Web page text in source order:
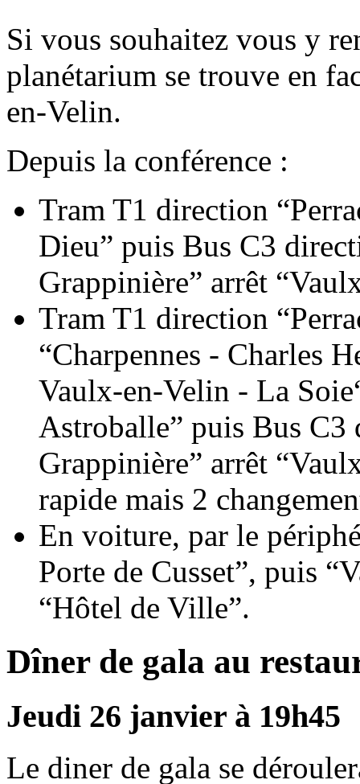
Si vous souhaitez vous y
planétarium se trouve en
en-Velin.
Depuis la conférence :
Tram T1 direction
Dieu” puis Bus C3
Grappinière” arrêt
Tram T1 direction
“Charpennes - Charles
Vaulx-en-Velin - La
Astroballe” puis Bus
Grappinière” arrêt
rapide mais 2
En voiture, par le
Porte de Cusset”, puis
“Hôtel de Ville”.
Dîner de gala au
Jeudi 26 janvier à 19h45
Le diner de gala se